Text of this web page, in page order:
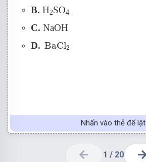
B. H2SO4
C. NaOH
D. BaCl2
BaCl2
Nhấn vào thẻ để lật
1 / 20